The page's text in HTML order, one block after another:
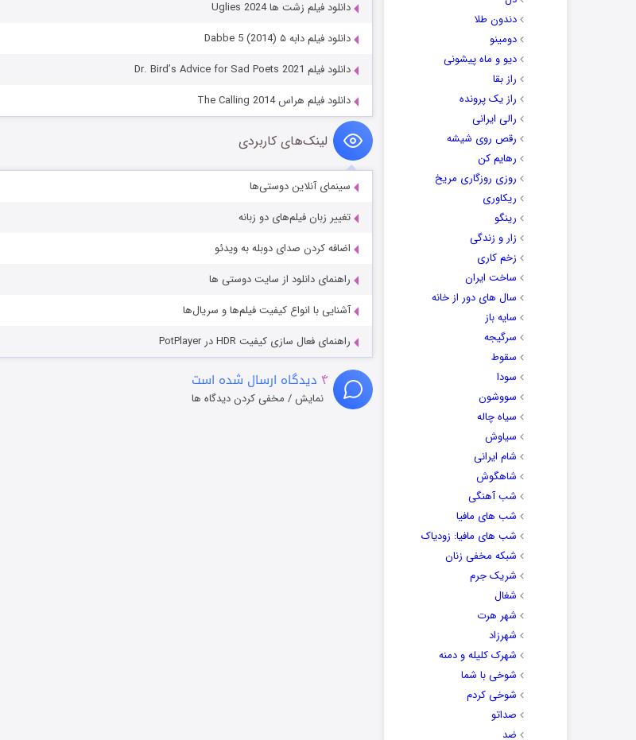
دندون طلا
دومینو
دیو و ماه پیشونی
راز بقا
راز یک پرونده
رالی ایرانی
رقص روی شیشه
رهایم کن
روزی روزگاری مریخ
ریکاوری
رینگو
زار و زندگی
زخم کاری
ساخت ایران
سال های دور از خانه
سایه باز
سرگیجه
سقوط
سودا
سووشون
سیاه چاله
سیاوش
شام ایرانی
شاهگوش
شب آهنگی
شب های مافیا
شب های مافیا: زودیاک
شبکه مخفی زنان
شریک جرم
شغال
شهر هرت
شهرزاد
شهرک کلیله و دمنه
شوخی با شما
شوخی کردم
صداتو
ضد
دانلود فیلم زشت ها Uglies 2024
دانلود فیلم دابه ۵ Dabbe 5 (2014)
دانلود فیلم Dr. Bird’s Advice for Sad Poets 2021
دانلود فیلم هراس The Calling 2014
لینک‌های کاربردی
سینمای آنلاین دوستی‌ها
تغییر زبان فیلم‌های دو زبانه
اضافه کردن صدای دوبله به ویدئو
راهنمای دانلود از سایت دوستی ها
آشنایی با انواع کیفیت فیلم‌ها و سریال‌ها
راهنمای فعال سازی کیفیت HDR در PotPlayer
۴ دیدگاه ارسال شده است
نمایش / مخفی کردن دیدگاه ها